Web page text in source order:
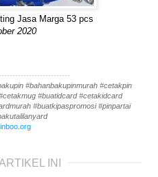
Jasa Marga 53 pcs
2020
#bahanbakupinmurah #cetakpin
#buatidcard #cetakidcard
#buatkipaspromosi #pinpartai
INI